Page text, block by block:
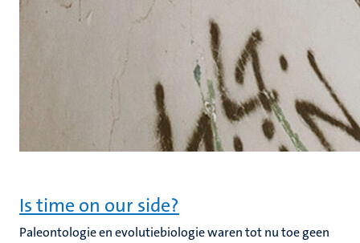
Is time on our side?
Paleontologie en evolutiebiologie waren tot nu toe geen